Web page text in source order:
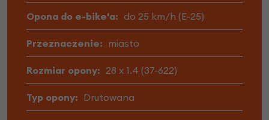
Opona do e-bike'a: do 25 km/h (E-25)
Przeznaczenie: miasto
Rozmiar opony: 28 x 1.4 (37-622)
Typ opony: Drutowana